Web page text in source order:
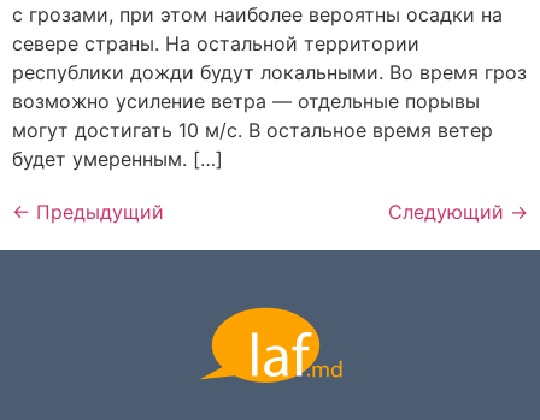
с грозами, при этом наиболее вероятны осадки на
севере страны. На остальной территории
республики дожди будут локальными. Во время гроз
возможно усиление ветра — отдельные порывы
могут достигать 10 м/с. В остальное время ветер
будет умеренным. […]
← Предыдущий Следующий →